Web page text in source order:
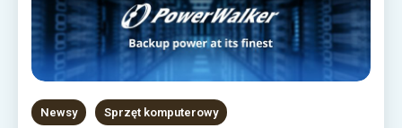
Newsy Sprzęt komputerowy